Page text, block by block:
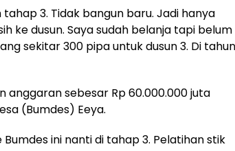
3. Tidak bangun baru. Jadi hanya
ke dusun. Saya sudah belanja tapi belum
sekitar 300 pipa untuk dusun 3. Di tahun
anggaran sebesar Rp 60.000.000 juta
(Bumdes) Eeya.
ini nanti di tahap 3. Pelatihan stik